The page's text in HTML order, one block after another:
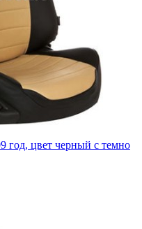
год, цвет черный с темно